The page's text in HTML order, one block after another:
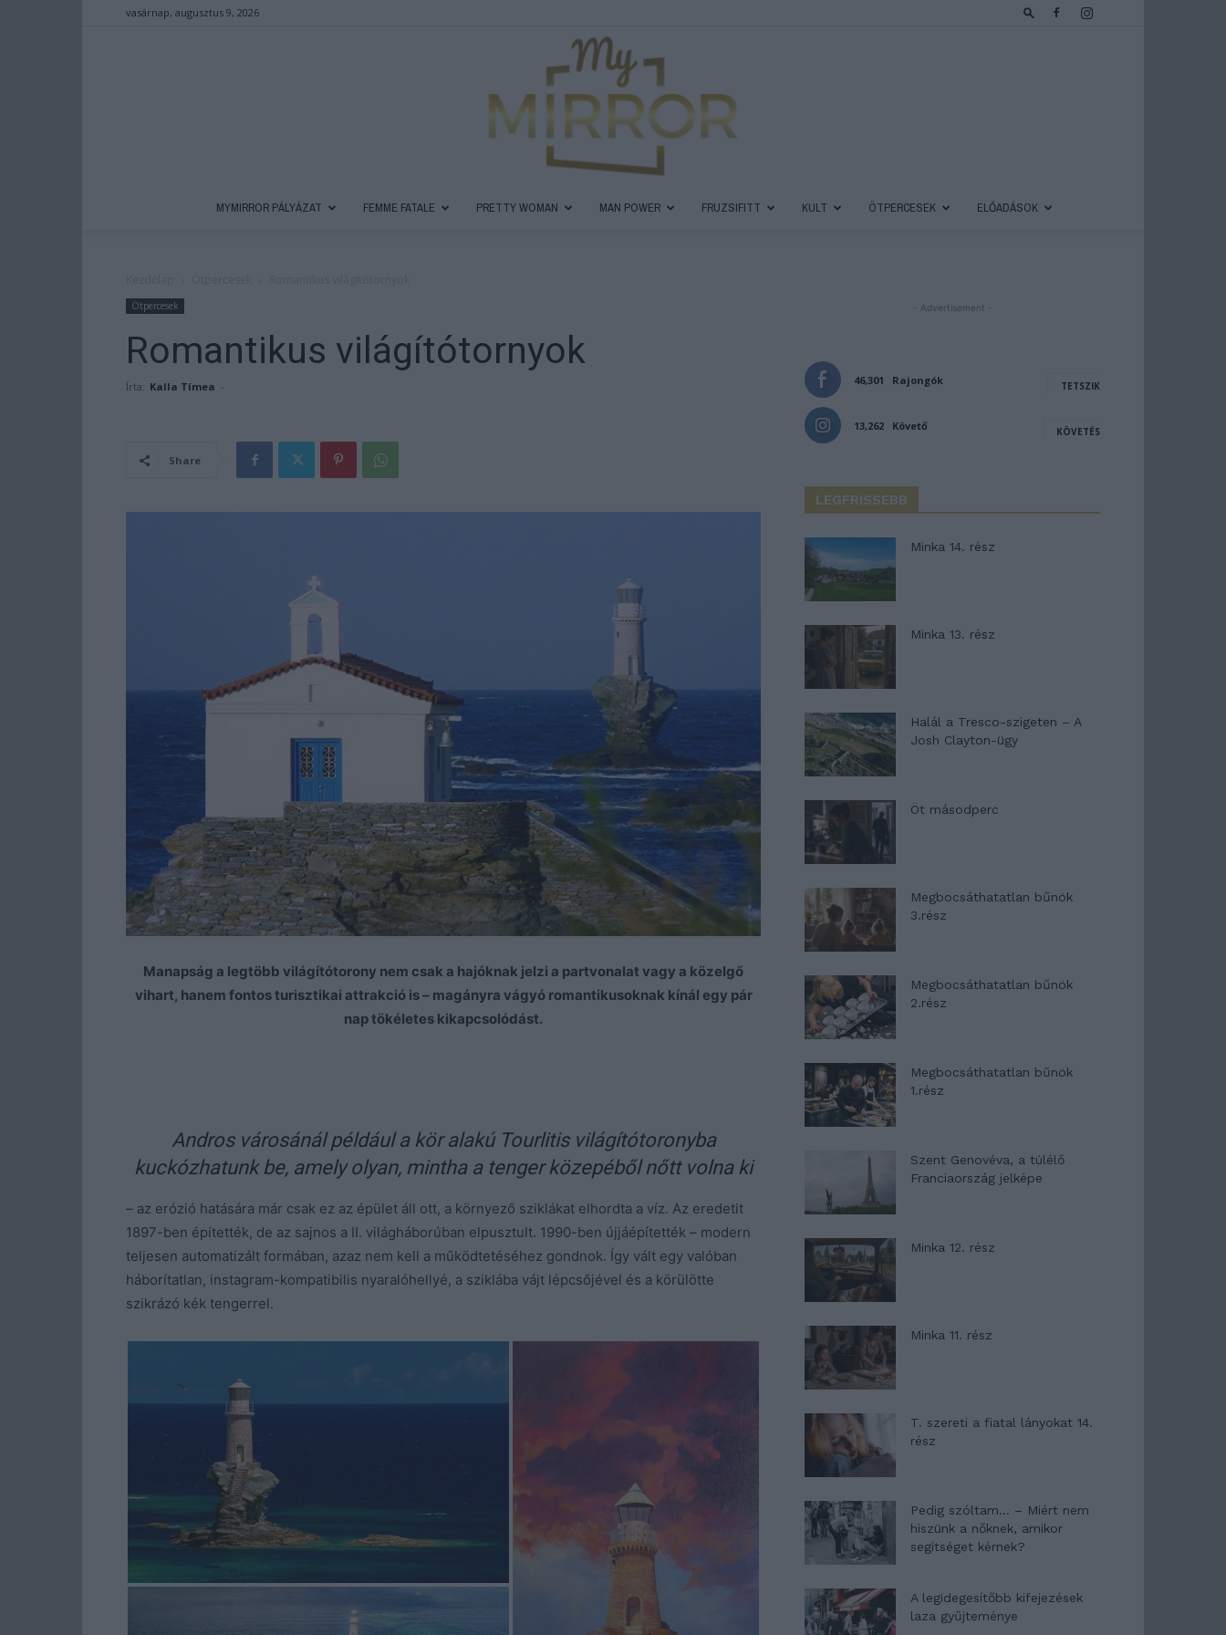
vasárnap, augusztus 9, 2026
MYMIRROR PÁLYÁZAT FEMME FATALE PRETTY WOMAN MAN POWER FRUZSIFITT KULT ÖTPERCESEK ELŐADÁSOK
Ötpercesek
Romantikus világítótornyok
Írta: Kalla Tímea -
Share
Manapság a legtöbb világítótorony nem csak a hajóknak jelzi a partvonalat vagy a közelgő
vihart, hanem fontos turisztikai attrakció is – magányra vágyó romantikusoknak kínál egy pár
nap tökéletes kikapcsolódást.
Andros városánál például a kör alakú Tourlitis világítótoronyba
kuckózhatunk be, amely olyan, mintha a tenger közepéből nőtt volna ki
– az erózió hatására már csak ez az épület áll ott, a környező sziklákat elhordta a víz. Az eredetit
1897-ben építették, de az sajnos a II. világháborúban elpusztult. 1990-ben újjáépítették – modern
teljesen automatizált formában, azaz nem kell a működtetéséhez gondnok. Így vált egy valóban
háborítatlan, instagram-kompatibilis nyaralóhellyé, a sziklába vájt lépcsőjével és a körülötte
szikrázó kék tengerrel.
- Advertisement -
46,301 Rajongók TETSZIK
13,262 Követő KÖVETÉS
LEGFRISSEBB
Minka 14. rész
Minka 13. rész
Halál a Tresco-szigeten – A
Josh Clayton-ügy
Öt másodperc
Megbocsáthatatlan bűnök
3.rész
Megbocsáthatatlan bűnök
2.rész
Megbocsáthatatlan bűnök
1.rész
Szent Genovéva, a túlélő
Franciaország jelképe
Minka 12. rész
Minka 11. rész
T. szereti a fiatal lányokat 14.
rész
Pedig szóltam… – Miért nem
hiszünk a nőknek, amikor
segítséget kérnek?
A legidegesítőbb kifejezések
laza gyűjteménye